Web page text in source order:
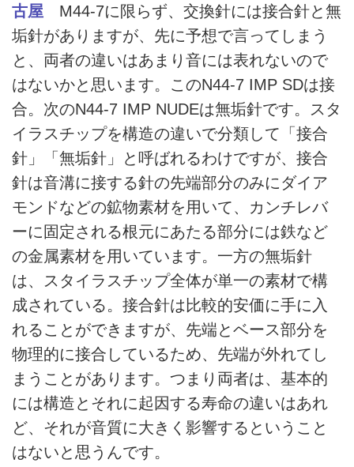
古屋 M44-7に限らず、交換針には接合針と無
垢針がありますが、先に予想で言ってしまう
と、両者の違いはあまり音には表れないので
はないかと思います。このN44-7 IMP SDは接
合。次のN44-7 IMP NUDEは無垢針です。スタ
イラスチップを構造の違いで分類して「接合
針」「無垢針」と呼ばれるわけですが、接合
針は音溝に接する針の先端部分のみにダイア
モンドなどの鉱物素材を用いて、カンチレバ
ーに固定される根元にあたる部分には鉄など
の金属素材を用いています。一方の無垢針
は、スタイラスチップ全体が単一の素材で構
成されている。接合針は比較的安価に手に入
れることができますが、先端とベース部分を
物理的に接合しているため、先端が外れてし
まうことがあります。つまり両者は、基本的
には構造とそれに起因する寿命の違いはあれ
ど、それが音質に大きく影響するということ
はないと思うんです。